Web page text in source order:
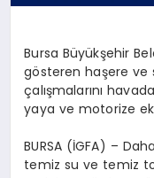
Bursa Büyükşehir
gösteren haşere ve
çalışmalarını
yaya ve motorize
BURSA (İGFA) –
temiz su ve temiz